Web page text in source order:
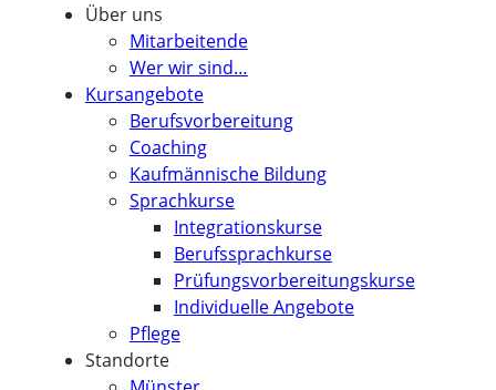
Über uns
Mitarbeitende
Wer wir sind…
Kursangebote
Berufsvorbereitung
Coaching
Kaufmännische Bildung
Sprachkurse
Integrationskurse
Berufssprachkurse
Prüfungsvorbereitungskurse
Individuelle Angebote
Pflege
Standorte